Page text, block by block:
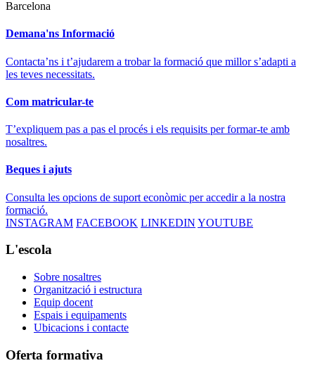
Barcelona
Demana'ns Informació
Contacta’ns i t’ajudarem a trobar la formació que millor s’adapti a
les teves necessitats.
Com matricular-te
T’expliquem pas a pas el procés i els requisits per formar-te amb
nosaltres.
Beques i ajuts
Consulta les opcions de suport econòmic per accedir a la nostra
formació.
INSTAGRAM FACEBOOK LINKEDIN YOUTUBE
L'escola
Sobre nosaltres
Organització i estructura
Equip docent
Espais i equipaments
Ubicacions i contacte
Oferta formativa